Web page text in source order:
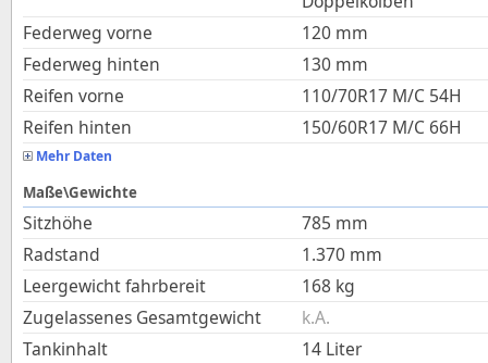
Federweg vorne
120 mm
Federweg hinten
130 mm
Reifen vorne
110/70R17 M/C 54H
Reifen hinten
150/60R17 M/C 66H
Mehr Daten
Maße\Gewichte
Sitzhöhe 785 mm
Radstand
1.370 mm
Leergewicht fahrbereit
168 kg
Zugelassenes Gesamtgewicht
k.A.
Tankinhalt
14 Liter